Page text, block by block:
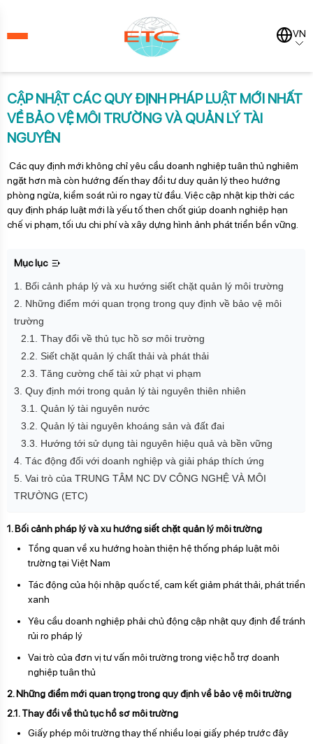
VN
CẬP NHẬT CÁC QUY ĐỊNH PHÁP LUẬT MỚI NHẤT
VỀ BẢO VỆ MÔI TRƯỜNG VÀ QUẢN LÝ TÀI
NGUYÊN
Các quy định mới không chỉ yêu cầu doanh nghiệp tuân thủ nghiêm
ngặt hơn mà còn hướng đến thay đổi tư duy quản lý theo hướng
phòng ngừa, kiểm soát rủi ro ngay từ đầu. Việc cập nhật kịp thời các
quy định pháp luật mới là yếu tố then chốt giúp doanh nghiệp hạn
chế vi phạm, tối ưu chi phí và xây dựng hình ảnh phát triển bền vững.
Mục lục
1. Bối cảnh pháp lý và xu hướng siết chặt quản lý môi trường
2. Những điểm mới quan trọng trong quy định về bảo vệ môi
trường
2.1. Thay đổi về thủ tục hồ sơ môi trường
2.2. Siết chặt quản lý chất thải và phát thải
2.3. Tăng cường chế tài xử phạt vi phạm
3. Quy định mới trong quản lý tài nguyên thiên nhiên
3.1. Quản lý tài nguyên nước
3.2. Quản lý tài nguyên khoáng sản và đất đai
3.3. Hướng tới sử dụng tài nguyên hiệu quả và bền vững
4. Tác động đối với doanh nghiệp và giải pháp thích ứng
5. Vai trò của TRUNG TÂM NC DV CÔNG NGHỆ VÀ MÔI
TRƯỜNG (ETC)
1. Bối cảnh pháp lý và xu hướng siết chặt quản lý môi trường
Tổng quan về xu hướng hoàn thiện hệ thống pháp luật môi
trường tại Việt Nam
Tác động của hội nhập quốc tế, cam kết giảm phát thải, phát triển
xanh
Yêu cầu doanh nghiệp phải chủ động cập nhật quy định để tránh
rủi ro pháp lý
Vai trò của đơn vị tư vấn môi trường trong việc hỗ trợ doanh
nghiệp tuân thủ
2. Những điểm mới quan trọng trong quy định về bảo vệ môi trường
2.1. Thay đổi về thủ tục hồ sơ môi trường
Giấy phép môi trường thay thế nhiều loại giấy phép trước đây